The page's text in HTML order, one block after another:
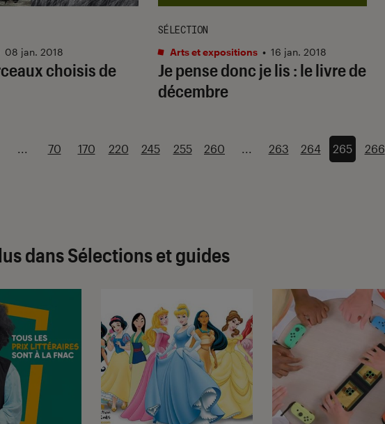
choisis de
08 jan. 2018
Je pense donc je lis : le livre de
décembre
SÉLECTION
Arts et expositions • 16 jan. 2018
... 70 170 220 245 255 260 ... 263 264 265 266
dans Sélections et guides